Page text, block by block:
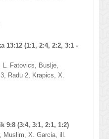
13:12 (1:1, 2:4, 2:2, 3:1 -
Fatovics, Buslje,
Radu 2, Krapics, X.
9:8 (3:4, 3:1, 2:1, 1:2)
X. Garcia, ill.